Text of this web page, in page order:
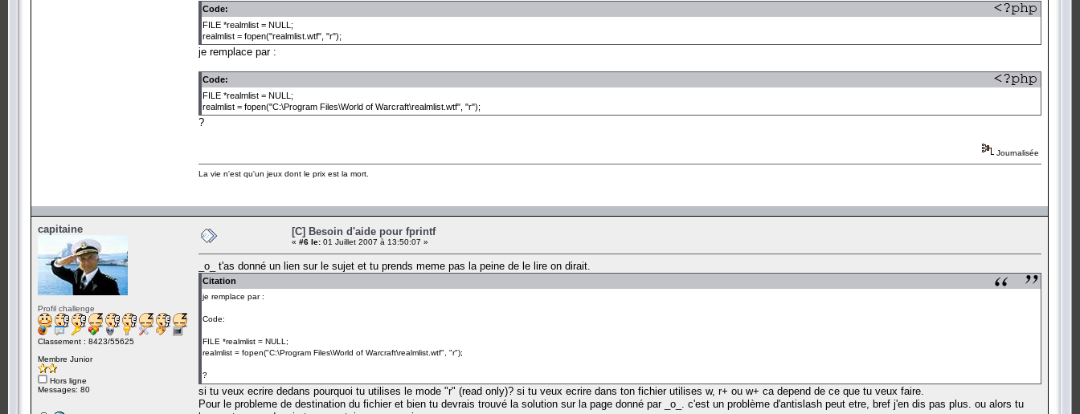
Code:
FILE *realmlist = NULL;
realmlist = fopen("realmlist.wtf", "r");
je remplace par :
Code:
FILE *realmlist = NULL;
realmlist = fopen("C:\Program Files\World of Warcraft\realmlist.wtf", "r");
?
Journalisée
La vie n'est qu'un jeux dont le prix est la mort.
capitaine
Profil challenge
Classement : 8423/55625
Membre Junior
Hors ligne
Messages: 80
[C] Besoin d'aide pour fprintf
« #6 le: 01 Juillet 2007 à 13:50:07 »
_o_ t'as donné un lien sur le sujet et tu prends meme pas la peine de le lire on dirait.
Citation
je remplace par :
Code:
FILE *realmlist = NULL;
realmlist = fopen("C:\Program Files\World of Warcraft\realmlist.wtf", "r");
?
si tu veux ecrire dedans pourquoi tu utilises le mode "r" (read only)? si tu veux ecrire dans ton fichier utilises w, r+ ou w+ ca depend de ce que tu veux faire.
Pour le probleme de destination du fichier et bien tu devrais trouvé la solution sur la page donné par _o_. c'est un problème d'antislash peut etre, bref j'en dis pas plus. ou alors tu